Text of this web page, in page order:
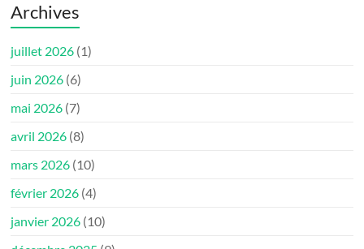
Archives
juillet 2026 (1)
juin 2026 (6)
mai 2026 (7)
avril 2026 (8)
mars 2026 (10)
février 2026 (4)
janvier 2026 (10)